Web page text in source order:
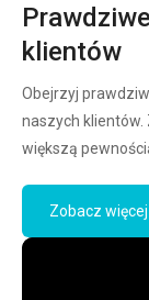
klientów
Obejrzyj
naszych klientów.
większą
Zobacz